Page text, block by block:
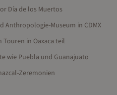
Día de los Muertos
Anthropologie-Museum in CDMX
Touren in Oaxaca teil
wie Puebla und Guanajuato
Zeremonien